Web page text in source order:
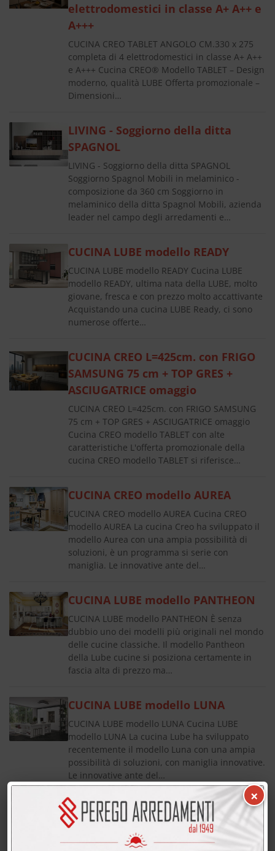
elettrodomestici in classe A+ A++ e
A+++
CUCINA CREO TABLET ANGOLO CM.330 x 275
completa di 4 elettrodomestici in classe A+ A++
e A+++ Cucina CREO® Modello TABLET – Design
moderno, qualità LUBE Offerta promozionale –
Dimensioni…
LIVING - Soggiorno della ditta
SPAGNOL
LIVING - Soggiorno della ditta SPAGNOL
Soggiorno Spagnol Mobili in melaminico -
composizione da 360 cm Soggiorno in
melaminico della ditta Spagnol Mobili, azienda
leader nel campo degli arredamenti e…
CUCINA LUBE modello READY
CUCINA LUBE modello READY Cucina LUBE
modello READY, ultima nata della LUBE, molto
giovane, fresca e con prezzo molto accattivante
Acquistando una cucina LUBE Ready, ci sono
numerose offerte…
CUCINA CREO L=425cm. con FRIGO
SAMSUNG 75 cm + TOP GRES +
ASCIUGATRICE omaggio
CUCINA CREO L=425cm. con FRIGO SAMSUNG
75 cm + TOP GRES + ASCIUGATRICE omaggio
Cucina CREO modello TABLET con alte
caratteristiche L'offerta promozionale della
cucina CREO modello TABLET si riferisce…
CUCINA CREO modello AUREA
CUCINA CREO modello AUREA Cucina CREO
modello AUREA La cucina Creo ha sviluppato il
modello Aurea con una ampia possibilità di
soluzioni, è un programma si serie con
maniglia. Le innovative ante del…
CUCINA LUBE modello PANTHEON
CUCINA LUBE modello PANTHEON È senza
dubbio uno dei modelli più originali nel mondo
delle cucine classiche. Il modello Pantheon
della Lube cucine si posiziona certamente in
fascia alta di prezzo ma…
CUCINA LUBE modello LUNA
CUCINA LUBE modello LUNA Cucina LUBE
modello LUNA La cucina Lube ha sviluppato
recentemente il modello Luna con una ampia
possibilità di soluzioni, con maniglia innovative.
Le innovative ante del…
CUCINA LUBE PREZZI MODELLO
GALLERY
CUCINA LUBE PREZZI MODELLO GALLERY Cucina
×